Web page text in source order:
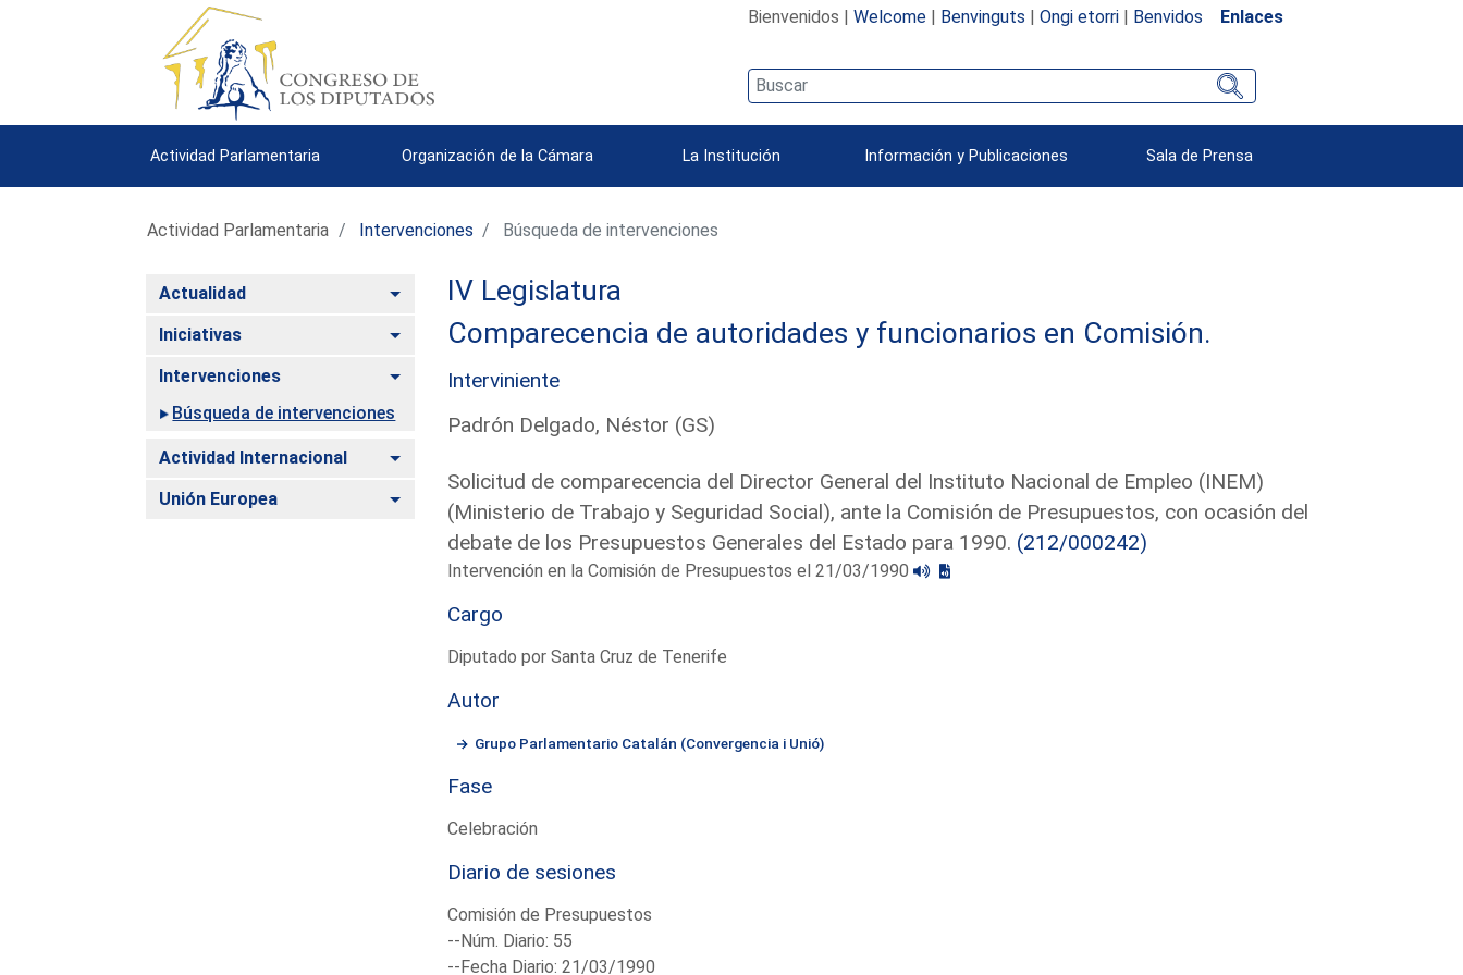
Bienvenidos | Welcome| Benvinguts | Ongi etorri| Benvidos Enlaces
Actividad Parlamentaria Organización de la Cámara La Institución Información y Publicaciones Sala de Prensa
Actividad Parlamentaria Intervenciones Búsqueda de intervenciones
Actualidad Alternar
Iniciativas Alternar
Intervenciones
Alternar
Búsqueda de intervenciones
Actividad Internacional Alternar
Unión Europea Alternar
IV Legislatura
Comparecencia de autoridades y funcionarios en Comisión.
Interviniente
Padrón Delgado, Néstor (GS)
Solicitud de comparecencia del Director General del Instituto Nacional de Empleo (INEM)
(Ministerio de Trabajo y Seguridad Social), ante la Comisión de Presupuestos, con ocasión del
debate de los Presupuestos Generales del Estado para 1990. (212/000242)
Intervención en la Comisión de Presupuestos el 21/03/1990
Cargo
Diputado por Santa Cruz de Tenerife
Autor
Grupo Parlamentario Catalán (Convergencia i Unió)
Fase
Celebración
Diario de sesiones
Comisión de Presupuestos
--Núm. Diario: 55
--Fecha Diario: 21/03/1990